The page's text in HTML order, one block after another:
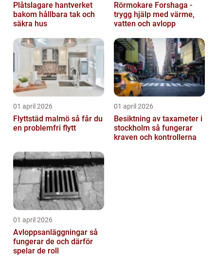
Plåtslagare hantverket
bakom hållbara tak och
säkra hus
Rörmokare Forshaga -
trygg hjälp med värme,
vatten och avlopp
01 april 2026
Flyttstäd malmö så får du
en problemfri flytt
01 april 2026
Besiktning av taxameter i
stockholm så fungerar
kraven och kontrollerna
01 april 2026
Avloppsanläggningar så
fungerar de och därför
spelar de roll